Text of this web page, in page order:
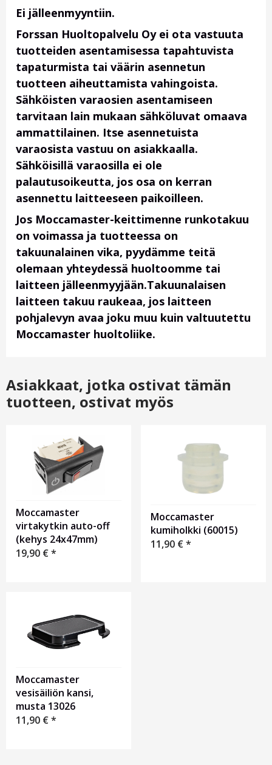
Ei jälleenmyyntiin.
Forssan Huoltopalvelu Oy ei ota vastuuta
tuotteiden asentamisessa tapahtuvista
tapaturmista tai väärin asennetun
tuotteen aiheuttamista vahingoista.
Sähköisten varaosien asentamiseen
tarvitaan lain mukaan sähköluvat omaava
ammattilainen. Itse asennetuista
varaosista vastuu on asiakkaalla.
Sähköisillä varaosilla ei ole
palautusoikeutta, jos osa on kerran
asennettu laitteeseen paikoilleen.
Jos Moccamaster-keittimenne runkotakuu
on voimassa ja tuotteessa on
takuunalainen vika, pyydämme teitä
olemaan yhteydessä huoltoomme tai
laitteen jälleenmyyjään.Takuunalaisen
laitteen takuu raukeaa, jos laitteen
pohjalevyn avaa joku muu kuin valtuutettu
Moccamaster huoltoliike.
Asiakkaat, jotka ostivat tämän
tuotteen, ostivat myös
Moccamaster
virtakytkin auto-off
(kehys 24x47mm)
19,90 €*
Moccamaster
kumiholkki (60015)
11,90 €*
Moccamaster
vesisäiliön kansi,
musta 13026
11,90 €*